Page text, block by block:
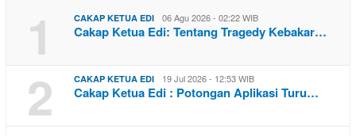
1 CAKAP KETUA EDI 06 Agu 2026 - 02:22 WIB
Cakap Ketua Edi: Tentang Tragedy Kebakar…
2 CAKAP KETUA EDI 19 Jul 2026 - 12:53 WIB
Cakap Ketua Edi : Potongan Aplikasi Turu…